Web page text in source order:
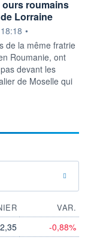
ours roumains
Lorraine
18:18 •
de la même fratrie
Roumanie, ont
devant les
de Moselle qui
VAR.
-0,88%